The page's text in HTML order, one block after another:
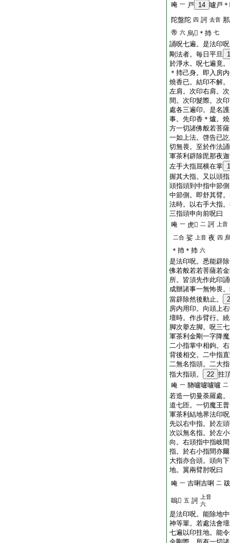
唵 一 戸 14 嚧戸
陀盤陀 四 訶 去音
帝 六 烏𤙖＊㧊 七
誦呪七遍。是法印
剛法者。毎日平旦
於淨水。呪七遍竟
＊㧊己身。即入房
燒香已。結印不解
左肩。次印右肩。
間。次印髮際。次
處各三遍印。是名
事。先印香＊爐。
方一切諸佛般若菩
一如上法。啓告已
切無畏。至於作法
軍茶利辟除毘那夜
左手大指屈横在掌
握其大指。又以頭
頭指頭到中指中節
中節側。即舒其臂
法時。以右手大指
三指頭申向前呪曰
唵 一 虎𤙖 二 訶 上音
二合 娑 上音 夜 四
＊㧊＊㧊 六
是法印呪。悉能辟
佛若般若若菩薩若
所。皆須先作此印
成辦諸事一無怖畏
當辟除然後動止。
房内用印。向頭上
壇時。作歩臂行。
脚次擧左脚。呪三
軍茶利金剛一字降
二小指掌中相鉤。
背後相交。二中指
二無名指頭。二大
指大指頭。
22 拄
唵 一 䐗嚧嚧嚧嚧 二
若造一切曼荼羅處
道七匝。一切魔王
軍茶利結地界法印
先以右中指。於左
次以無名指。於左
向。右頭指中指岐
指。於右小指間亦
大指亦合頭。頭向
地。翼兩臂肘呪曰
唵 一 吉唎吉唎 二
嗚𤙖 五 訶
上音
六
是法印呪。能除地
神等輩。若處法會
七遍以印拄地。能